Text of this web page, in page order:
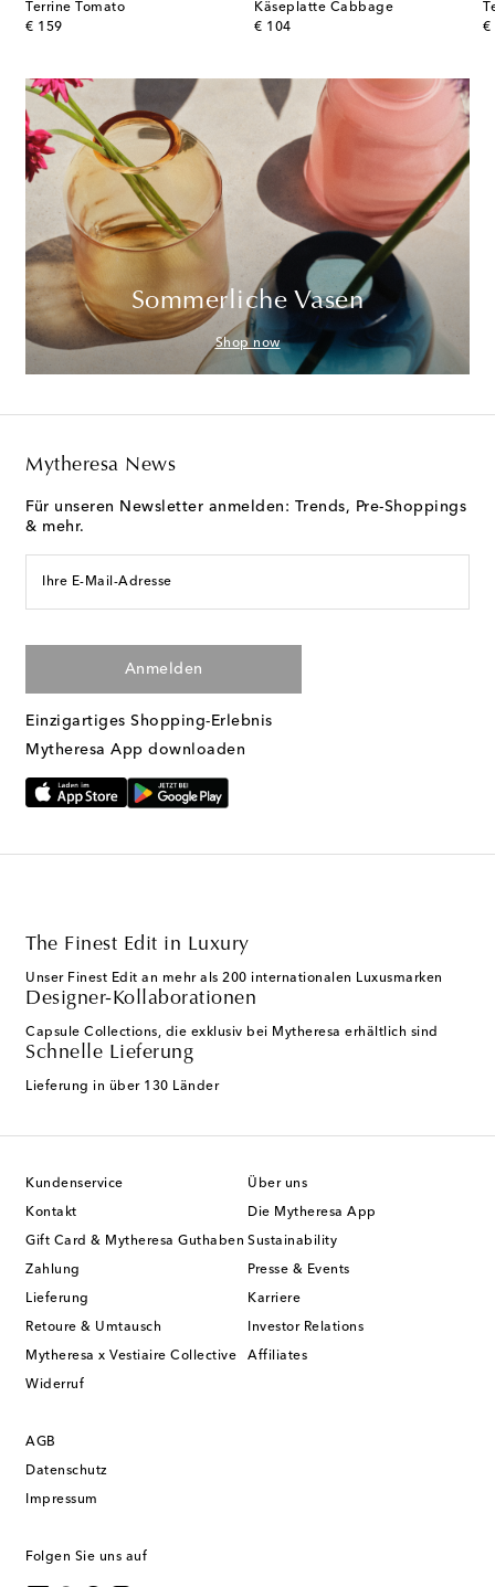
Terrine Tomato
€ 159
original price
Käseplatte Cabbage
€ 104
original price
€
Sommerliche Vasen
Shop now
Mytheresa News
Für unseren Newsletter anmelden: Trends, Pre-Shoppings
& mehr.
Ihre E-Mail-Adresse
Anmelden
Einzigartiges Shopping-Erlebnis
Mytheresa App downloaden
The Finest Edit in Luxury
Unser Finest Edit an mehr als 200 internationalen Luxusmarken
Designer-Kollaborationen
Capsule Collections, die exklusiv bei Mytheresa erhältlich sind
Schnelle Lieferung
Lieferung in über 130 Länder
Kundenservice
Kontakt
Gift Card & Mytheresa Guthaben
Zahlung
Lieferung
Retoure & Umtausch
Mytheresa x Vestiaire Collective
Widerruf
Über uns
Die Mytheresa App
Sustainability
Presse & Events
Karriere
Investor Relations
Affiliates
AGB
Datenschutz
Impressum
Folgen Sie uns auf